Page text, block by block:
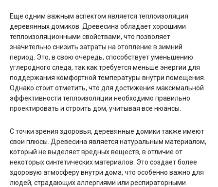
Еще одним важным аспектом является теплоизоляция
деревянных домиков. Древесина обладает хорошими
теплоизоляционными свойствами, что позволяет
значительно снизить затраты на отопление в зимний
период. Это, в свою очередь, способствует уменьшению
углеродного следа, так как требуется меньше энергии для
поддержания комфортной температуры внутри помещения.
Однако стоит отметить, что для достижения максимальной
эффективности теплоизоляции необходимо правильно
проектировать и строить дом, учитывая все нюансы.
С точки зрения здоровья, деревянные домики также имеют
свои плюсы. Древесина является натуральным материалом,
который не выделяет вредных веществ, в отличие от
некоторых синтетических материалов. Это создает более
здоровую атмосферу внутри дома, что особенно важно для
людей, страдающих аллергиями или респираторными